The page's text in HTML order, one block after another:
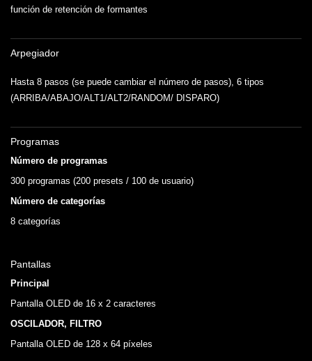
función de retención de formantes
Arpegiador
Hasta 8 pasos (se puede cambiar el número de pasos), 6 tipos
(ARRIBA/ABAJO/ALT1/ALT2/RANDOM/ DISPARO)
Programas
Número de programas
300 programas (200 presets / 100 de usuario)
Número de categorías
8 categorías
Pantallas
Principal
Pantalla OLED de 16 x 2 caracteres
OSCILADOR, FILTRO
Pantalla OLED de 128 x 64 píxeles